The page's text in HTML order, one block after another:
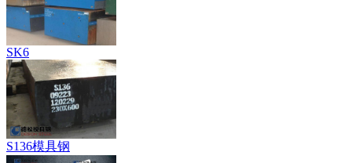
SK6
S136模具钢